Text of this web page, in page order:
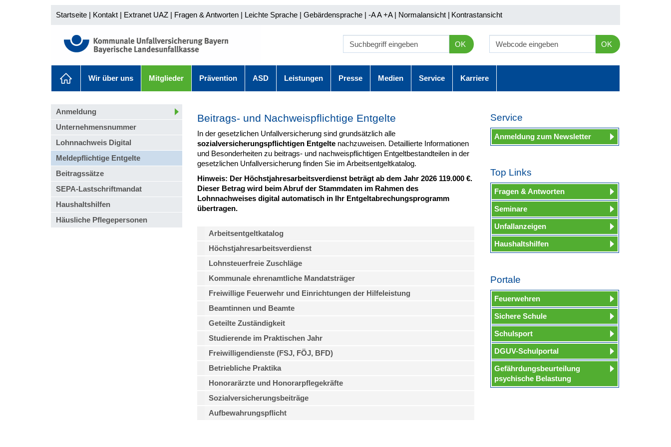
Startseite | Kontakt | Extranet UAZ | Fragen & Antworten | Leichte Sprache | Gebärdensprache | -A A+A | Normalansicht | Kontrastansicht
OK OK
Wir über uns Mitglieder Prävention ASD Leistungen Presse Medien Service Karriere
Anmeldung
Unternehmensnummer
Lohnnachweis Digital
Meldepflichtige Entgelte
Beitragssätze
SEPA-Lastschriftmandat
Haushaltshilfen
Häusliche Pflegepersonen
Beitrags- und Nachweispflichtige Entgelte
In der gesetzlichen Unfallversicherung sind grundsätzlich alle
sozialversicherungspflichtigen Entgeltenachzuweisen. Detaillierte Informationen
und Besonderheiten zu beitrags- und nachweispflichtigen Entgeltbestandteilen in der
gesetzlichen Unfallversicherung finden Sie im Arbeitsentgeltkatalog.
Hinweis: Der Höchstjahresarbeitsverdienst beträgt ab dem Jahr 2026 119.000 €.
Dieser Betrag wird beim Abruf der Stammdaten im Rahmen des
Lohnnachweises digital automatisch in Ihr Entgeltabrechungsprogramm
übertragen.
Arbeitsentgeltkatalog
Höchstjahresarbeitsverdienst
Lohnsteuerfreie Zuschläge
Kommunale ehrenamtliche Mandatsträger
Freiwillige Feuerwehr und Einrichtungen der Hilfeleistung
Beamtinnen und Beamte
Geteilte Zuständigkeit
Studierende im Praktischen Jahr
Freiwilligendienste (FSJ, FÖJ, BFD)
Betriebliche Praktika
Honorarärzte und Honorarpflegekräfte
Sozialversicherungsbeiträge
Aufbewahrungspflicht
Service
Anmeldung zum Newsletter
Top Links
Fragen & Antworten
Seminare
Unfallanzeigen
Haushaltshilfen
Portale
Feuerwehren
Sichere Schule
Schulsport
DGUV-Schulportal
Gefährdungsbeurteilung
psychische Belastung